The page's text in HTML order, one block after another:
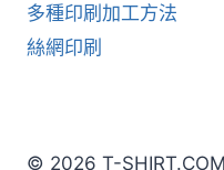
多種印刷加工方法
絲網印刷
© 2026 T-